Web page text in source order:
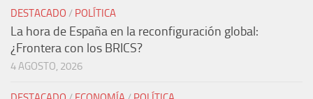
DESTACADO / POLÍTICA
La hora de España en la reconfiguración global:
¿Frontera con los BRICS?
4 AGOSTO, 2026